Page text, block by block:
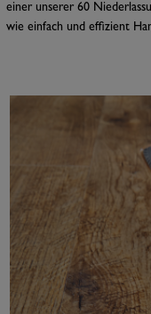
einer unserer 60
wie einfach und effizient